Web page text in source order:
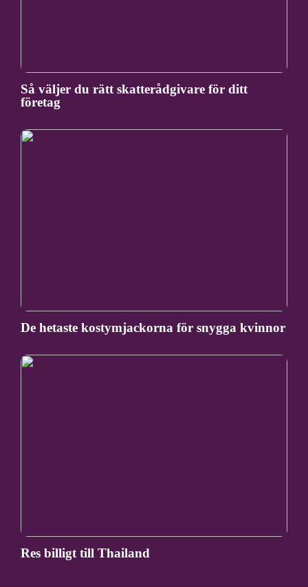
Så väljer du rätt skatterådgivare för ditt
företag
De hetaste kostymjackorna för snygga kvinnor
Res billigt till Thailand